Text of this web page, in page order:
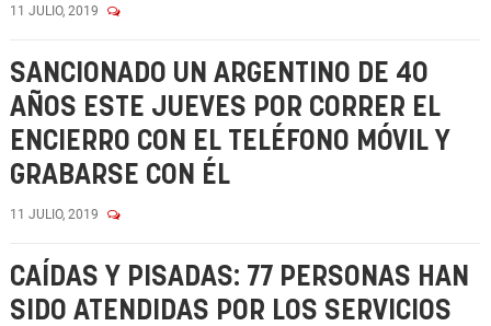
11 JULIO, 2019
SANCIONADO UN ARGENTINO DE 40
AÑOS ESTE JUEVES POR CORRER EL
ENCIERRO CON EL TELÉFONO MÓVIL Y
GRABARSE CON ÉL
11 JULIO, 2019
CAÍDAS Y PISADAS: 77 PERSONAS HAN
SIDO ATENDIDAS POR LOS SERVICIOS